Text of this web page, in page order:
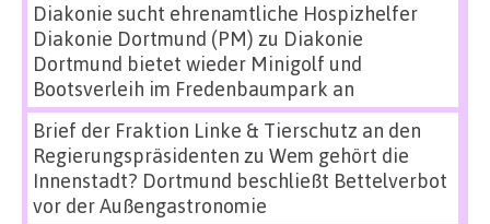
Diakonie sucht ehrenamtliche Hospizhelfer
Diakonie Dortmund (PM) zu Diakonie
Dortmund bietet wieder Minigolf und
Bootsverleih im Fredenbaumpark an
Brief der Fraktion Linke & Tierschutz an den
Regierungspräsidenten zu Wem gehört die
Innenstadt? Dortmund beschließt Bettelverbot
vor der Außengastronomie